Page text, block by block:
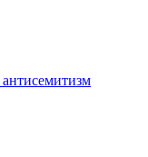
антисемитизм